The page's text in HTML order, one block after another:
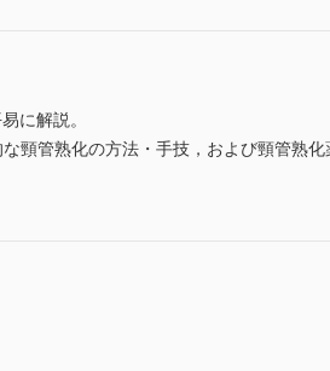
に解説。
頸管熟化の方法・手技，および頸管熟